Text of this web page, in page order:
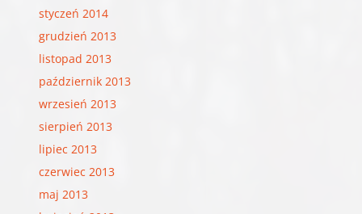
styczeń 2014
grudzień 2013
listopad 2013
październik 2013
wrzesień 2013
sierpień 2013
lipiec 2013
czerwiec 2013
maj 2013